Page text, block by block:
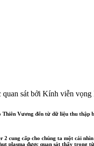
quan sát bởi Kính viễn
Thiên Vương đến từ dữ liệu thu
2 cung cấp cho chúng ta một cái
plasma được quan sát thấy trong